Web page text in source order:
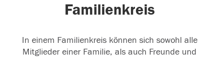
Familienkreis
In einem Familienkreis können sich sowohl alle
Mitglieder einer Familie, als auch Freunde und